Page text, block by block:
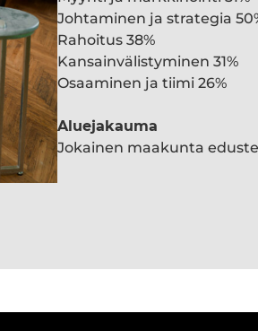
Johtaminen ja strategia
Rahoitus 38%
Kansainvälistyminen 31%
Osaaminen ja tiimi 26%
Aluejakauma
Jokainen maakunta